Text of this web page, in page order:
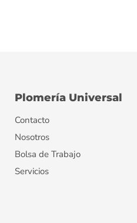
Plomería Universal
Contacto
Nosotros
Bolsa de Trabajo
Servicios